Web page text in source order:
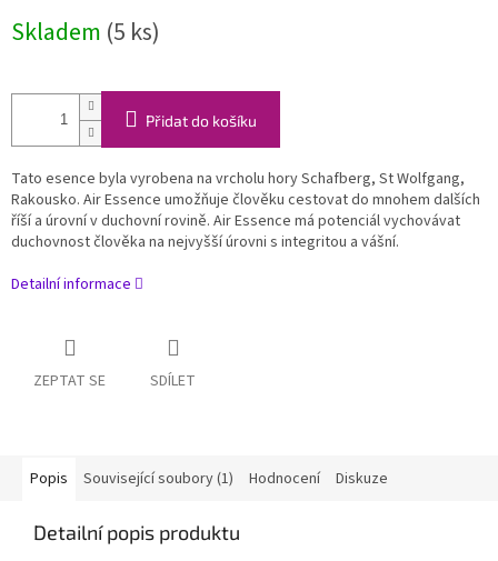
cena:
Skladem (5 ks)
Přidat do košíku
Tato esence byla vyrobena na vrcholu hory Schafberg, St Wolfgang,
Rakousko. Air Essence umožňuje člověku cestovat do mnohem dalších
říší a úrovní v duchovní rovině. Air Essence má potenciál vychovávat
duchovnost člověka na nejvyšší úrovni s integritou a vášní.
Detailní informace
ZEPTAT SE SDÍLET
Popis Související soubory (1) Hodnocení Diskuze
Detailní popis produktu